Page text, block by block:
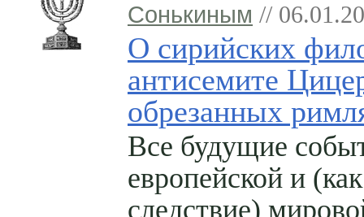
Сонькиным //
О сирийских
антисемите
обрезанных
Все будущие
европейской и (как
следствие)